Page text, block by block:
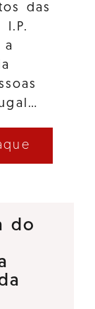
das
I.P.
a
do